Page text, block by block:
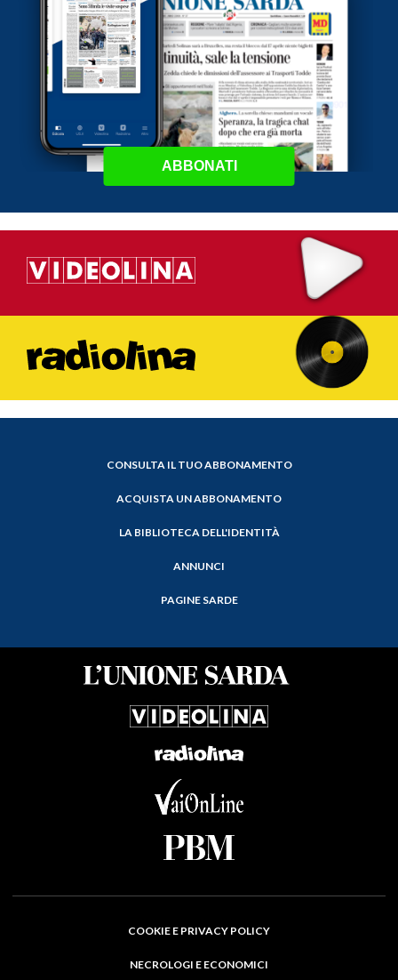
ABBONATI
CONSULTA IL TUO ABBONAMENTO
ACQUISTA UN ABBONAMENTO
LA BIBLIOTECA DELL'IDENTITÀ
ANNUNCI
PAGINE SARDE
COOKIE E PRIVACY POLICY
NECROLOGI E ECONOMICI